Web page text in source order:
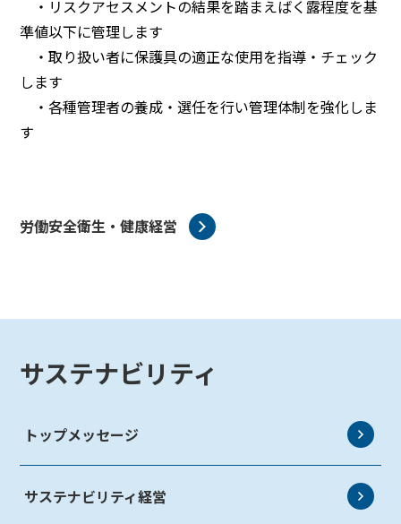
・リスクアセスメントの結果を踏まえばく露程度を基
準値以下に管理します
・取り扱い者に保護具の適正な使用を指導・チェック
します
・各種管理者の養成・選任を行い管理体制を強化しま
す
労働安全衛生・健康経営
サステナビリティ
トップメッセージ
サステナビリティ経営